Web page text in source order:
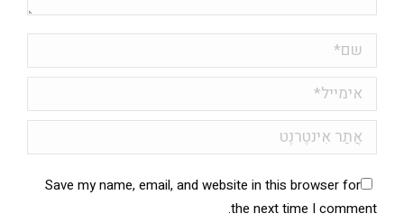
שם *
אימייל *
אֲתַר אִינטֶרנֶט
Save my name, email, and website in this browser for
the next time I comment.